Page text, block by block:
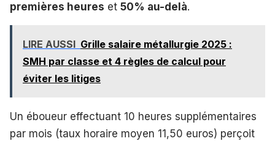
premières heures et 50% au-delà.
LIRE AUSSI Grille salaire métallurgie 2025 :
SMH par classe et 4 règles de calcul pour
éviter les litiges
Un éboueur effectuant 10 heures supplémentaires
par mois (taux horaire moyen 11,50 euros) perçoit